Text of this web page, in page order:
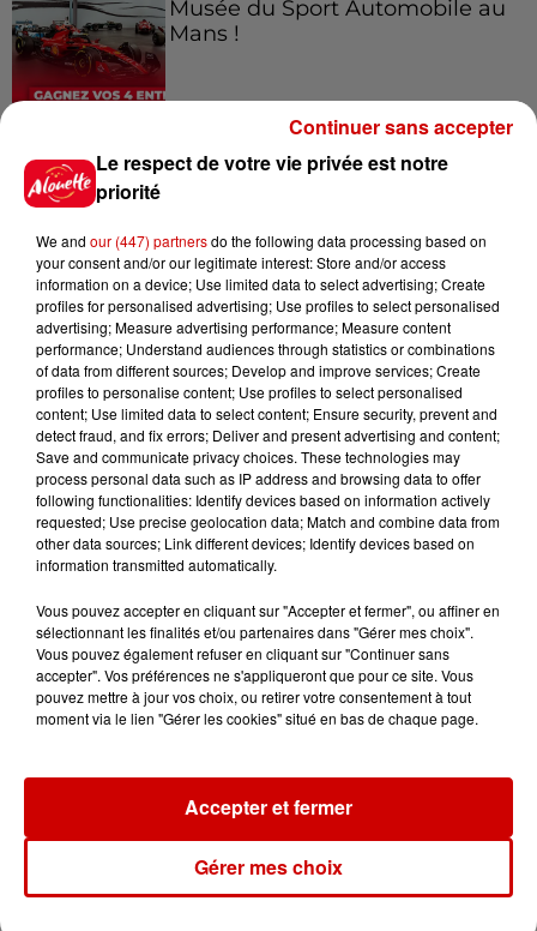
Musée du Sport Automobile au
Mans !
Alouette vous invite à
Futuroscope Xperiences !
Le Duel - Gagnez votre balade
en jet ski !
Podcasts Voir plus
Kelly Massol, figure
emblématique de
l'entrepreneuriat féminin
Aménager un school bus au
Boston,...
Born in the U.S.A - Bruce
Le respect de votre vie privée est notre
priorité
We and our (447) partnersdo the following data processing based on
your consent and/or our legitimate interest: Store and/or access
information on a device; Use limited data to select advertising; Create
profiles for personalised advertising; Use profiles to select personalised
advertising; Measure advertising performance; Measure content
performance; Understand audiences through statistics or combinations
of data from different sources; Develop and improve services; Create
profiles to personalise content; Use profiles to select personalised
content; Use limited data to select content; Ensure security, prevent and
detect fraud, and fix errors; Deliver and present advertising and content;
Save and communicate privacy choices. These technologies may
process personal data such as IP address and browsing data to offer
following functionalities: Identify devices based on information actively
requested; Use precise geolocation data; Match and combine data from
other data sources; Link different devices; Identify devices based on
information transmitted automatically.
Vous pouvez accepter en cliquant sur "Accepter et fermer", ou affiner en
sélectionnant les finalités et/ou partenaires dans "Gérer mes choix".
Vous pouvez également refuser en cliquant sur "Continuer sans
accepter". Vos préférences ne s'appliqueront que pour ce site. Vous
pouvez mettre à jour vos choix, ou retirer votre consentement à tout
moment via le lien "Gérer les cookies" situé en bas de chaque page.
Gérer mes choix
Accepter et fermer
Continuer sans accepter